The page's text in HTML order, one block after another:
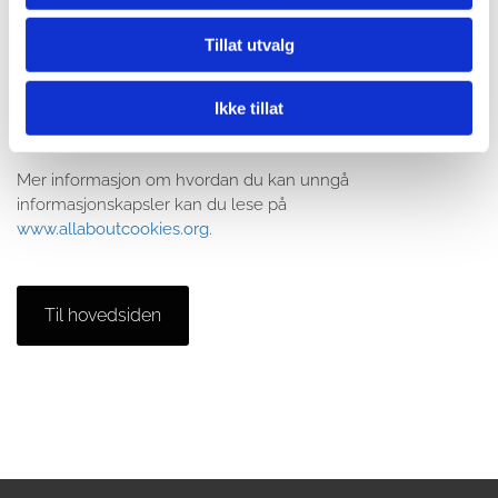
Tillat utvalg
Ikke tillat
deler av innhold og enkelte funksjoner ikke blir tilgjengelige.
Hvis du ikke ønsker å bli sporet av Google Analytics kan
http://tools.google.com/dlpage/gaoptout
Mer informasjon om hvordan du kan unngå
informasjonskapsler kan du lese på
www.allaboutcookies.org.
Til hovedsiden